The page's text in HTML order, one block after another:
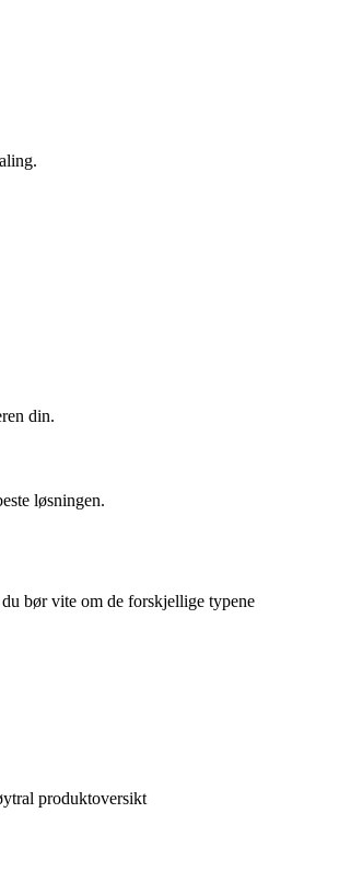
din.
løsningen.
bør vite om de forskjellige typene
produktoversikt